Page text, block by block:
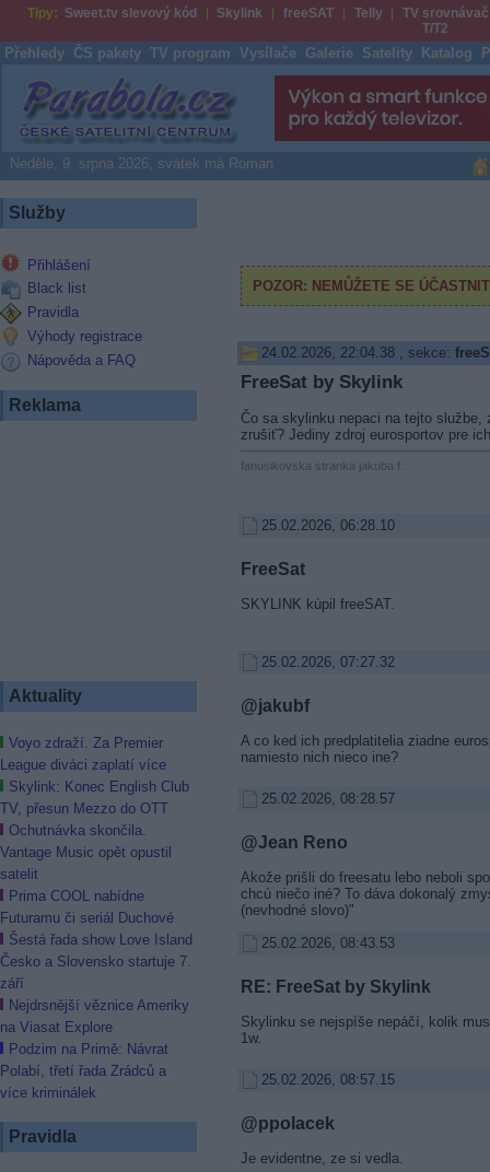
Tipy: Sweet.tv slevový kód Skylink freeSAT Telly
TV srovnávač
T/T2
Přehledy ČS pakety TV program Vysílače Galerie Satelity Katalog
Parabola.cz
Neděle, 9. srpna 2026, svátek má Roman
Služby
Přihlášení
Black list
Pravidla
Výhody registrace
Nápověda a FAQ
Reklama
Aktuality
Voyo zdraží. Za Premier
League diváci zaplatí více
Skylink: Konec English Club
TV, přesun Mezzo do OTT
Ochutnávka skončila.
Vantage Music opět opustil
satelit
Prima COOL nabídne
Futuramu či seriál Duchové
Šestá řada show Love Island
Česko a Slovensko startuje 7.
září
Nejdrsnější věznice Ameriky
na Viasat Explore
Podzim na Primě: Návrat
Polabí, třetí řada Zrádců a
více kriminálek
Pravidla
24.02.2026, 22:04.38 , sekce:
FreeSat by Skylink
Čo sa skylinku nepaci na tejto službe,
zrušiť? Jediny zdroj eurosportov pre
fanusikovska stranka jakuba f.
25.02.2026, 06:28.10
FreeSat
SKYLINK kúpil freeSAT.
25.02.2026, 07:27.32
@jakubf
A co ked ich predplatitelia ziadne
namiesto nich nieco ine?
25.02.2026, 08:28.57
@Jean Reno
Akože prišli do freesatu lebo neboli
chcú niečo iné? To dáva dokonalý
(nevhodné slovo)"
25.02.2026, 08:43.53
RE: FreeSat by Skylink
Skylinku se nejspíše nepáčí, kolik
1w.
25.02.2026, 08:57.15
@ppolacek
Je evidentne, ze si vedla.